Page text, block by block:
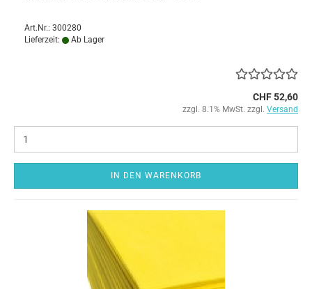
Art.Nr.: 300280
Lieferzeit:
Ab Lager
CHF 52,60
zzgl. 8.1% MwSt. zzgl. Versand
IN DEN WARENKORB